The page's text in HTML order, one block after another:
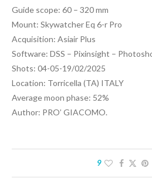
Guide scope: 60 – 320 mm
Mount: Skywatcher Eq 6-r Pro
Acquisition: Asiair Plus
Software: DSS – Pixinsight –
Shots: 04-05-19/02/2025
Location: Torricella (TA) ITALY
Average moon phase: 52%
Author: PRO’ GIACOMO.
9